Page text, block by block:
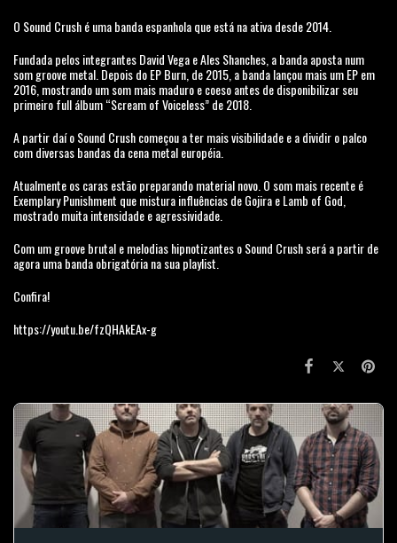
O Sound Crush é uma banda espanhola que está na ativa desde 2014.
Fundada pelos integrantes David Vega e Ales Shanches, a banda aposta num
som groove metal. Depois do EP Burn, de 2015, a banda lançou mais um EP em
2016, mostrando um som mais maduro e coeso antes de disponibilizar seu
primeiro full álbum “Scream of Voiceless” de 2018.
A partir daí o Sound Crush começou a ter mais visibilidade e a dividir o palco
com diversas bandas da cena metal européia.
Atualmente os caras estão preparando material novo. O som mais recente é
Exemplary Punishment que mistura influências de Gojira e Lamb of God,
mostrado muita intensidade e agressividade.
Com um groove brutal e melodias hipnotizantes o Sound Crush será a partir de
agora uma banda obrigatória na sua playlist.
Confira!
https://youtu.be/fzQHAkEAx-g